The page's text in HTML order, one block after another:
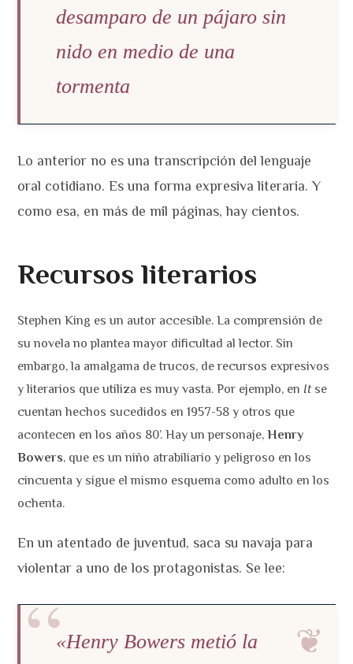
desamparo de un pájaro sin
nido en medio de una
tormenta
Lo anterior no es una transcripción del lenguaje
oral cotidiano. Es una forma expresiva literaria. Y
como esa, en más de mil páginas, hay cientos.
Recursos literarios
Stephen King es un autor accesible. La comprensión de
su novela no plantea mayor dificultad al lector. Sin
embargo, la amalgama de trucos, de recursos expresivos
y literarios que utiliza es muy vasta. Por ejemplo, en It se
cuentan hechos sucedidos en 1957-58 y otros que
acontecen en los años 80’. Hay un personaje,Henry
Bowers, que es un niño atrabiliario y peligroso en los
cincuenta y sigue el mismo esquema como adulto en los
ochenta.
En un atentado de juventud, saca su navaja para
violentar a uno de los protagonistas. Se lee:
«Henry Bowers metió la